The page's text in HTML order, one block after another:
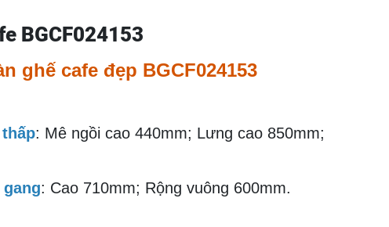
BGCF024153
ghế cafe đẹp BGCF024153
: Mê ngồi cao 440mm; Lưng cao 850mm;
: Cao 710mm; Rộng vuông 600mm.